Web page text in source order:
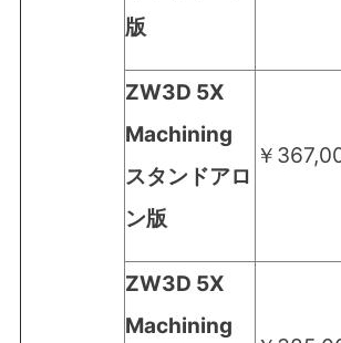
版
ZW3D 5X
Machining
スタンドアロ
ン版
￥
ZW3D 5X
Machining